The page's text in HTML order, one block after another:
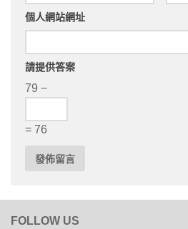
個人網站網址
請提供答案
79 −
= 76